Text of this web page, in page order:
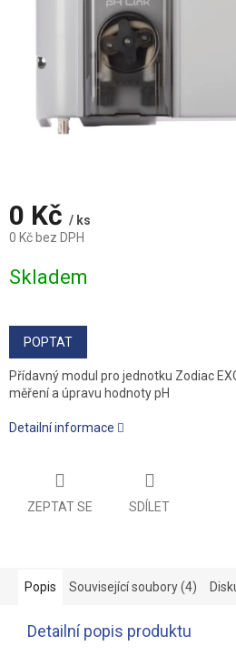
0 Kč / ks
0 Kč bez DPH
cena:
Skladem
POPTAT
Přídavný modul pro jednotku Zodiac
měření a úpravu hodnoty pH
Detailní informace
ZEPTAT SE SDÍLET
Popis Související soubory (4)
Detailní popis produktu